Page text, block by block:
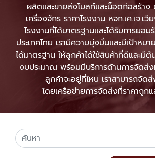
ผลิตและขายส่งโบลท์และน็อตก่อสร้า
เครื่องจักร ราคาโรงงาน หจก.เค.เจ.เวี
โรงงานที่ได้มาตรฐานและได้รับการยอ
ประเทศไทย เรามีความมุ่งมั่นและมีเป้าหม
ได้มาตรฐาน ให้ลูกค้าได้ใช้สินค้าที่ดีและมี
งบประมาณ พร้อมมีบริการด้านการจัดส่ง
ลูกค้าจะอยู่ที่ไหน เราสามารถจัด
โดยเครือข่ายการจัดส่งที่ราคาถูกแ